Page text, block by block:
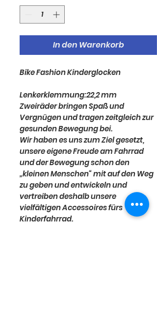
In den Warenkorb
Bike Fashion Kinderglocken
Lenkerklemmung:22,2 mm
Zweiräder bringen Spaß und
Vergnügen und tragen zeitgleich zur
gesunden Bewegung bei.
Wir haben es uns zum Ziel gesetzt,
unsere eigene Freude am Fahrrad
und der Bewegung schon den
„kleinen Menschen“ mit auf den Weg
zu geben und entwickeln und
vertreiben deshalb unsere
vielfältigen Accessoires fürs
Kinderfahrrad.